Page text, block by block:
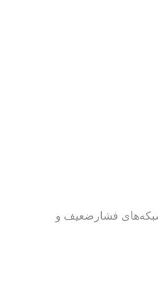
شبکه‌های فشارضعیف و